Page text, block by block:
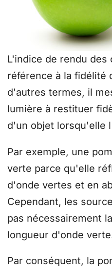
L'indice de rendu des
référence à la fidélité
d'autres termes, il
lumière à restituer
d'un objet lorsqu'elle
Par exemple, une
verte parce qu'elle
d'onde vertes et en
Cependant, les
pas nécessairement
longueur d'onde
Par conséquent, la